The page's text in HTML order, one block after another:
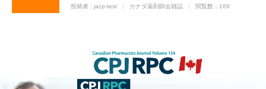
投稿者 : jacp-test カナダ薬剤師会雑誌 閲覧数：169